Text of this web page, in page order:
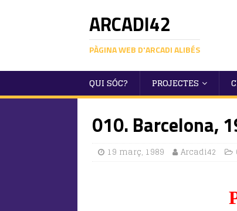
ARCADI42
PÀGINA WEB D'ARCADI ALIBÉS
QUI SÓC? PROJECTES
010. Barcelona,
19 març, 1989 Arcadi42